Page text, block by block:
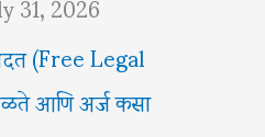
(Free Legal
आणि अर्ज कसा